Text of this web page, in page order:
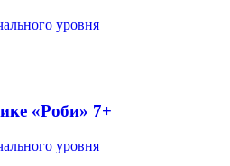
уровня
«Роби» 7+
уровня